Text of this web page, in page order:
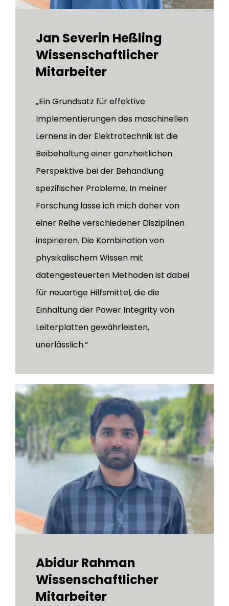
Jan Severin Heßling
Wissenschaftlicher
Mitarbeiter
„Ein Grundsatz für effektive
Implementierungen des maschinellen
Lernens in der Elektrotechnik ist die
Beibehaltung einer ganzheitlichen
Perspektive bei der Behandlung
spezifischer Probleme. In meiner
Forschung lasse ich mich daher von
einer Reihe verschiedener Disziplinen
inspirieren. Die Kombination von
physikalischem Wissen mit
datengesteuerten Methoden ist dabei
für neuartige Hilfsmittel, die die
Einhaltung der Power Integrity von
Leiterplatten gewährleisten,
unerlässlich.“
Abidur Rahman
Wissenschaftlicher
Mitarbeiter